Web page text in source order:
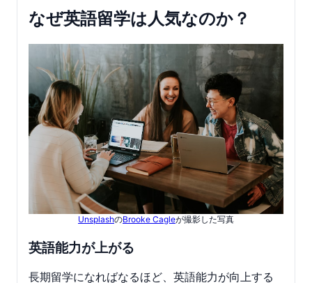
なぜ英語留学は人気なのか？
UnsplashのBrooke Cagleが撮影した写真
英語能力が上がる
長期留学になればなるほど、英語能力が向上する